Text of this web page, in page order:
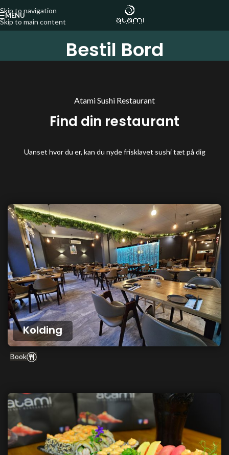
Skip to navigation
Skip to main content
MENU
Bestil Bord
Atami Sushi Restaurant
Find din restaurant
Uanset hvor du er, kan du nyde frisklavet sushi tæt på dig
Kolding
Book